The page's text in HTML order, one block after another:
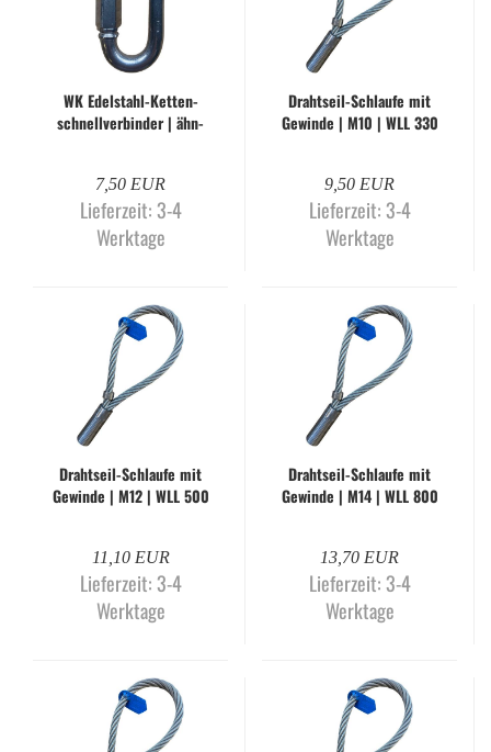
WK Edelstahl-​​Ket­ten­
schnell­ver­bin­der | ähn­
7,50 EUR
Lieferzeit:3-4
Werktage
Drahtseil-​​Schlau­fe mit
Ge­win­de | M10 | WLL 330
9,50 EUR
Lieferzeit:3-4
Werktage
Drahtseil-​​Schlau­fe mit
Ge­win­de | M12 | WLL 500
11,10 EUR
Lieferzeit:3-4
Werktage
Drahtseil-​​Schlau­fe mit
Ge­win­de | M14 | WLL 800
13,70 EUR
Lieferzeit:3-4
Werktage